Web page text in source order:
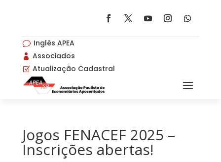
v Inglês APEA
 Associados
Z Atualização Cadastral
Jogos FENACEF 2025 –
Inscrições abertas!